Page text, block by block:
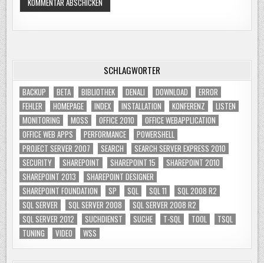
SCHLAGWÖRTER
BACKUP BETA BIBLIOTHEK DENALI DOWNLOAD
ERROR
FEHLER
HOMEPAGE INDEX INSTALLATION KONFERENZ
LISTEN
MONITORING
MOSS OFFICE 2010
OFFICE WEBAPPLICATION
OFFICE WEB APPS
PERFORMANCE
POWERSHELL
PROJECT SERVER 2007
SEARCH
SEARCH SERVER EXPRESS 2010
SECURITY
SHAREPOINT SHAREPOINT 15
SHAREPOINT 2010
SHAREPOINT 2013
SHAREPOINT DESIGNER
SHAREPOINT FOUNDATION
SP SQL SQL 11
SQL 2008 R2
SQL SERVER
SQL SERVER 2008
SQL SERVER 2008 R2
SQL SERVER 2012
SUCHDIENST SUCHE T-SQL TOOL
TSQL
TUNING
VIDEO WSS